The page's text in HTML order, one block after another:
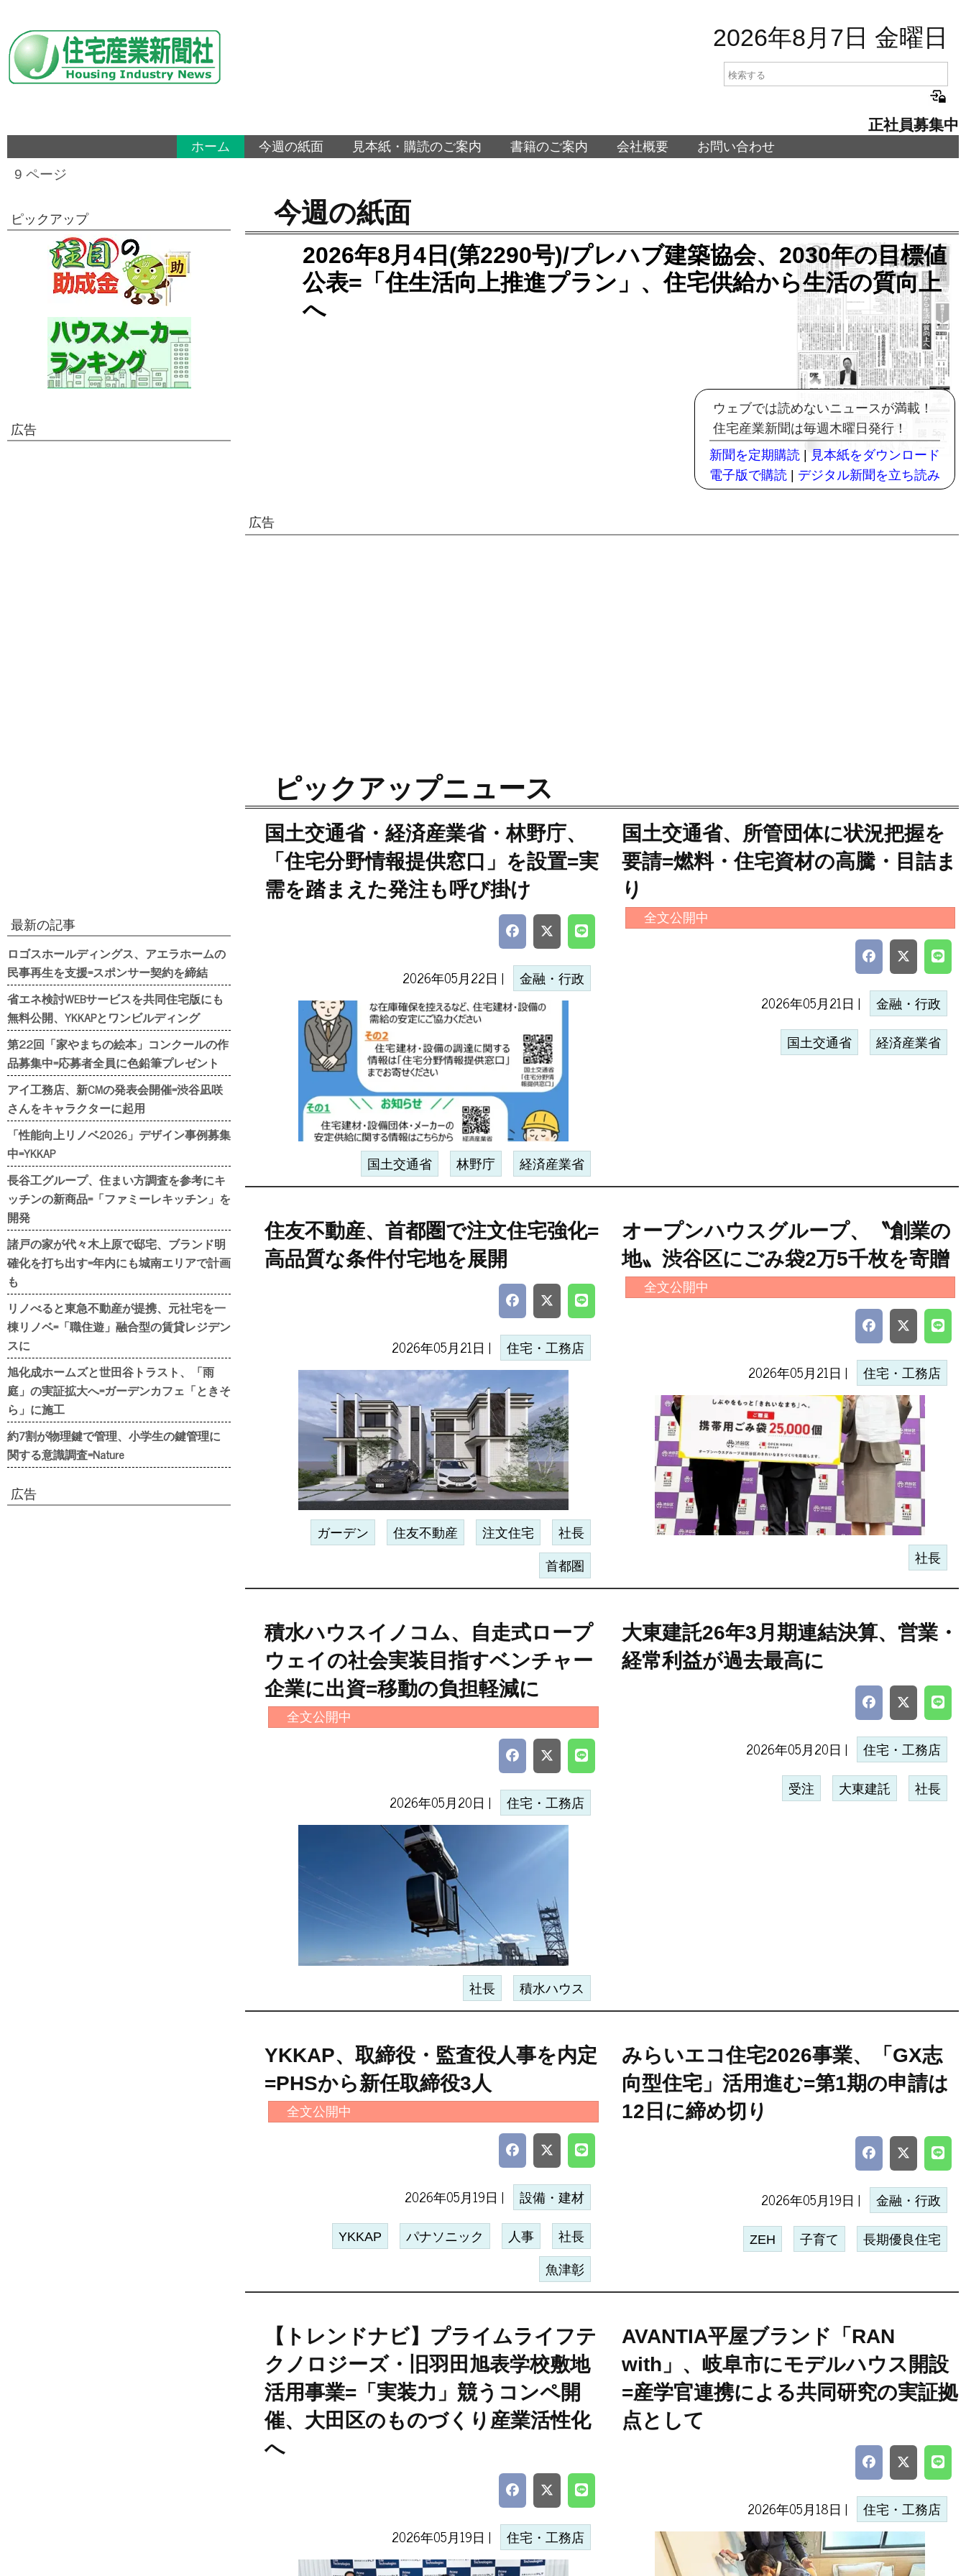
2026年8月7日 金曜日
正社員募集中
ホーム 今週の紙面 見本紙・購読のご案内 書籍のご案内 会社概要 お問い合わせ
9 ページ
今週の紙面
2026年8月4日(第2290号)/プレハブ建築協会、2030年の目標値
公表=「住生活向上推進プラン」、住宅供給から生活の質向上
へ
ウェブでは読めないニュースが満載！
住宅産業新聞は毎週木曜日発行！
新聞を定期購読
見本紙をダウンロード
電子版で購読
デジタル新聞を立ち読み
広告
ピックアップニュース
国土交通省・経済産業省・林野庁、
「住宅分野情報提供窓口」を設置=実
需を踏まえた発注も呼び掛け
2026年05月22日 | 金融・行政
国土交通省 林野庁 経済産業省
国土交通省、所管団体に状況把握を
要請=燃料・住宅資材の高騰・目詰ま
り
全文公開中
2026年05月21日 | 金融・行政
国土交通省 経済産業省
住友不動産、首都圏で注文住宅強化=
高品質な条件付宅地を展開
2026年05月21日 | 住宅・工務店
ガーデン 住友不動産 注文住宅 社長
首都圏
オープンハウスグループ、〝創業の
地〟渋谷区にごみ袋2万5千枚を寄贈
全文公開中
2026年05月21日 | 住宅・工務店
社長
積水ハウスイノコム、自走式ロープ
ウェイの社会実装目指すベンチャー
企業に出資=移動の負担軽減に
全文公開中
2026年05月20日 | 住宅・工務店
社長 積水ハウス
大東建託26年3月期連結決算、営業・
経常利益が過去最高に
2026年05月20日 | 住宅・工務店
受注 大東建託 社長
YKKAP、取締役・監査役人事を内定
=PHSから新任取締役3人
全文公開中
2026年05月19日 | 設備・建材
YKKAP パナソニック 人事 社長
魚津彰
みらいエコ住宅2026事業、「GX志
向型住宅」活用進む=第1期の申請は
12日に締め切り
2026年05月19日 | 金融・行政
ZEH 子育て 長期優良住宅
【トレンドナビ】プライムライフテ
クノロジーズ・旧羽田旭表学校敷地
活用事業=「実装力」競うコンペ開
催、大田区のものづくり産業活性化
へ
2026年05月19日 | 住宅・工務店
AVANTIA平屋ブランド「RAN
with」、岐阜市にモデルハウス開設
=産学官連携による共同研究の実証拠
点として
2026年05月18日 | 住宅・工務店
ピックアップ
広告
最新の記事
ロゴスホールディングス、アエラホームの
民事再生を支援=スポンサー契約を締結
省エネ検討WEBサービスを共同住宅版にも
無料公開、YKKAPとワンビルディング
第22回「家やまちの絵本」コンクールの作
品募集中=応募者全員に色鉛筆プレゼント
アイ工務店、新CMの発表会開催=渋谷凪咲
さんをキャラクターに起用
「性能向上リノベ2026」デザイン事例募集
中=YKKAP
長谷工グループ、住まい方調査を参考にキ
ッチンの新商品=「ファミーレキッチン」を
開発
諸戸の家が代々木上原で邸宅、ブランド明
確化を打ち出す=年内にも城南エリアで計画
も
リノべると東急不動産が提携、元社宅を一
棟リノベ=「職住遊」融合型の賃貸レジデン
スに
旭化成ホームズと世田谷トラスト、「雨
庭」の実証拡大へ=ガーデンカフェ「ときそ
ら」に施工
約7割が物理鍵で管理、小学生の鍵管理に
関する意識調査=Nature
広告